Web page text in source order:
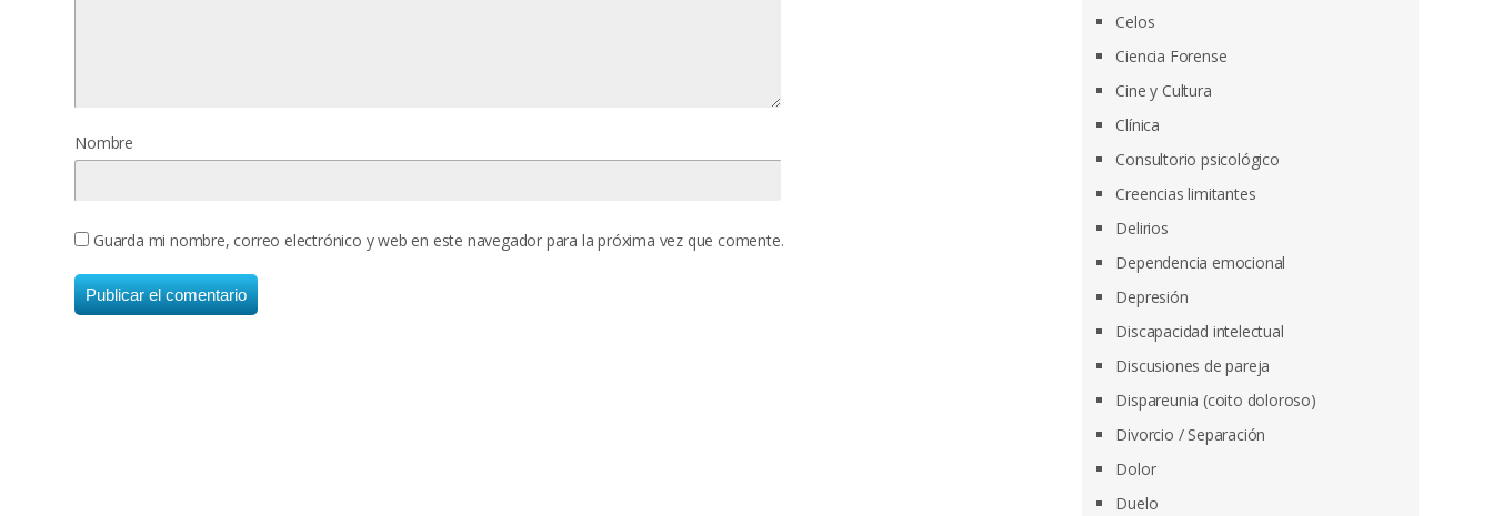
Nombre
Guarda mi nombre, correo electrónico y web en este navegador para la próxima vez que comente.
Celos
Ciencia Forense
Cine y Cultura
Clínica
Consultorio psicológico
Creencias limitantes
Delirios
Dependencia emocional
Depresión
Discapacidad intelectual
Discusiones de pareja
Dispareunia (coito doloroso)
Divorcio / Separación
Dolor
Duelo